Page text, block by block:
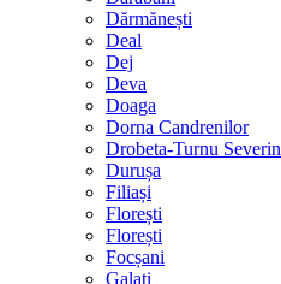
Dărmănești
Deal
Dej
Deva
Doaga
Dorna Candrenilor
Drobeta-Turnu Severin
Durușa
Filiași
Florești
Florești
Focșani
Galați